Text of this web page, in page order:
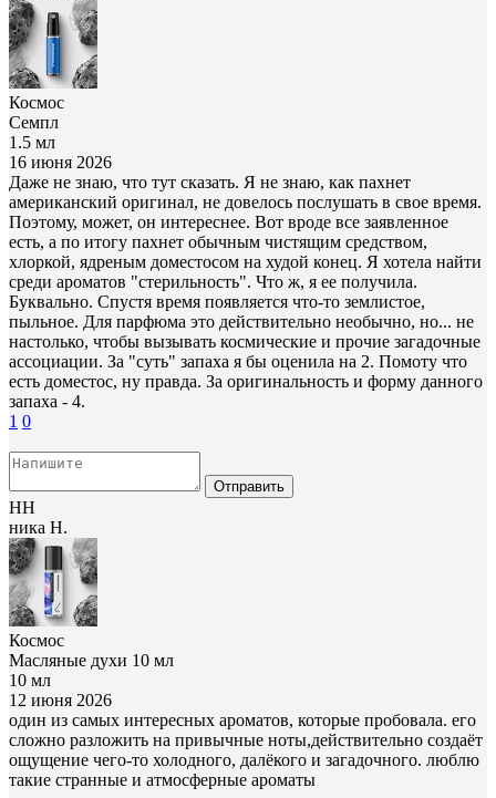
Космос
Семпл
1.5 мл
16 июня 2026
Даже не знаю, что тут сказать. Я не знаю, как пахнет
американский оригинал, не довелось послушать в свое время.
Поэтому, может, он интереснее. Вот вроде все заявленное
есть, а по итогу пахнет обычным чистящим средством,
хлоркой, ядреным доместосом на худой конец. Я хотела найти
среди ароматов "стерильность". Что ж, я ее получила.
Буквально. Спустя время появляется что-то землистое,
пыльное. Для парфюма это действительно необычно, но... не
настолько, чтобы вызывать космические и прочие загадочные
ассоциации. За "суть" запаха я бы оценила на 2. Помоту что
есть доместос, ну правда. За оригинальность и форму данного
запаха - 4.
1 0
Отправить
НН
ника Н.
Космос
Масляные духи 10 мл
10 мл
12 июня 2026
один из самых интересных ароматов, которые пробовала. его
сложно разложить на привычные ноты,действительно создаёт
ощущение чего-то холодного, далёкого и загадочного. люблю
такие странные и атмосферные ароматы